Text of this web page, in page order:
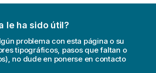
le ha sido útil?
problema con esta página o su
tipográficos, pasos que faltan o
no dude en ponerse en contacto